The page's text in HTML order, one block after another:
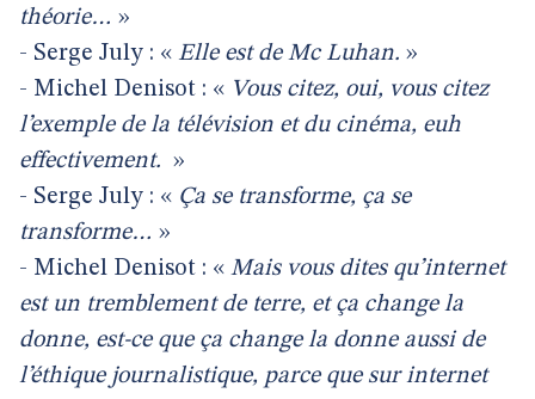
théorie… »
- Serge July : « Elle est de Mc Luhan. »
- Michel Denisot : « Vous citez, oui, vous citez
l’exemple de la télévision et du cinéma, euh
effectivement. »
- Serge July : « Ça se transforme, ça se
transforme… »
- Michel Denisot : « Mais vous dites qu’internet
est un tremblement de terre, et ça change la
donne, est-ce que ça change la donne aussi de
l’éthique journalistique, parce que sur internet